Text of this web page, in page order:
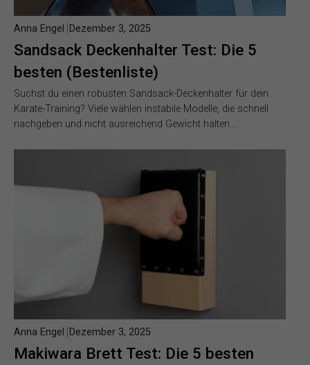
Sandsack Deckenhalter Test: Die 5
besten (Bestenliste)
Anna Engel Dezember 3, 2025
Suchst du einen robusten Sandsack-Deckenhalter für dein
Karate-Training? Viele wählen instabile Modelle, die schnell
nachgeben und nicht ausreichend Gewicht halten….
Makiwara Brett Test: Die 5 besten
Anna Engel Dezember 3, 2025